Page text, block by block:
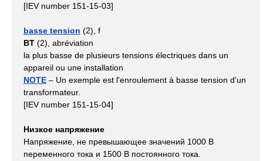
[IEV number 151-15-03]
basse tension (2), f
BT (2), abréviation
la plus basse de plusieurs tensions électriques dans un
appareil ou une installation
NOTE – Un exemple est l'enroulement à basse tension d'un
transformateur.
[IEV number 151-15-04]
Низкое напряжение
Напряжение, не превышающее значений 1000 В
переменного тока и 1500 В постоянного тока.